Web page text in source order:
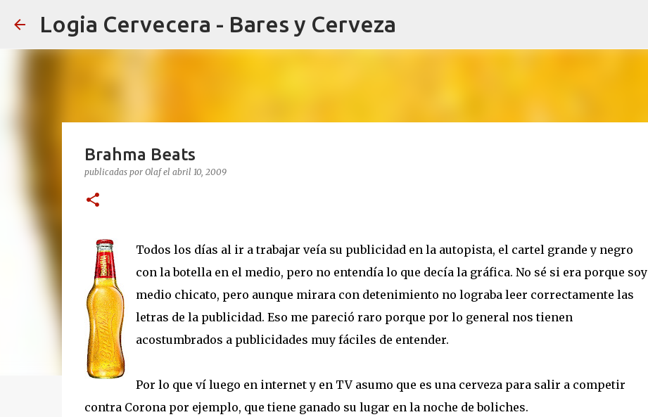
Logia Cervecera - Bares y Cerveza
Brahma Beats
publicadas por Olaf el abril 10, 2009
Todos los días al ir a trabajar veía su publicidad en la autopista, el cartel grande y negro
con la botella en el medio, pero no entendía lo que decía la gráfica. No sé si era porque soy
medio chicato, pero aunque mirara con detenimiento no lograba leer correctamente las
letras de la publicidad. Eso me pareció raro porque por lo general nos tienen
acostumbrados a publicidades muy fáciles de entender.
Por lo que ví luego en internet y en TV asumo que es una cerveza para salir a competir
contra Corona por ejemplo, que tiene ganado su lugar en la noche de boliches.